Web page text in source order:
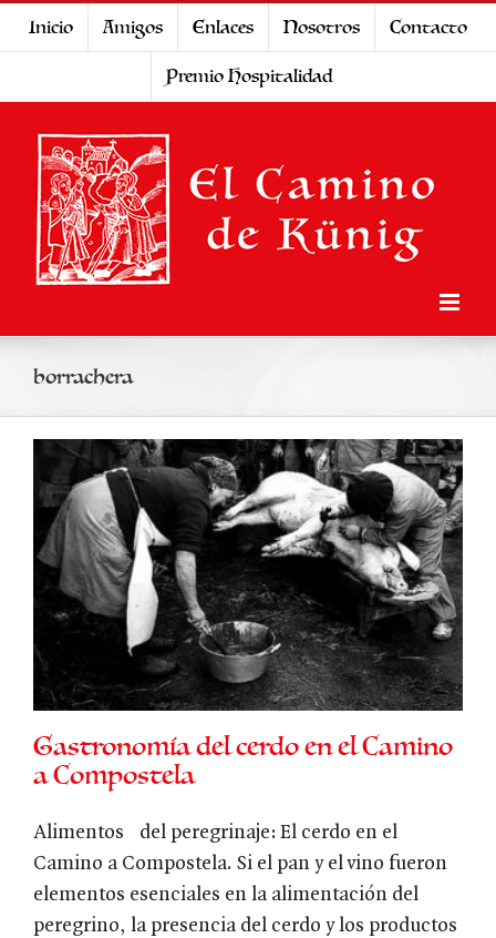
Inicio Amigos Enlaces Nosotros
Contacto
Premio Hospitalidad
borrachera
Gastronomía del cerdo en el Camino
a Compostela
Alimentos del peregrinaje: El cerdo en el
Camino a Compostela. Si el pan y el vino fueron
elementos esenciales en la alimentación del
peregrino, la presencia del cerdo y los productos